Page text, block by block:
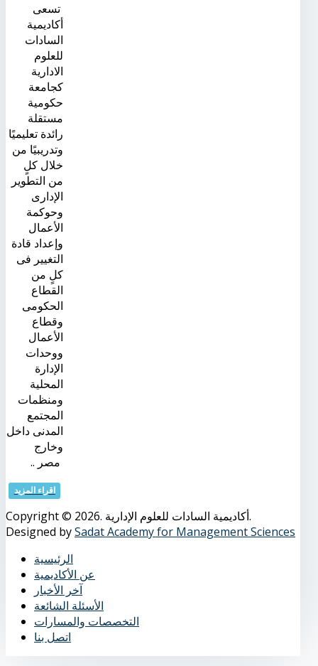
تسعى
أكاديمية
السادات
للعلوم
الادارية
كجامعة
حكومية
مستقلة
رائدة تعليميًا
وتدريبيًا من
خلال كلٍ
من التطوير
الإدارى
وحوكمة
الأعمال
وإعداد قادة
التغيير فى
كلٍ من
القطاع
الحكومى
وقطاع
الأعمال
ووحدات
الإدارة
المحلية
ومنظمات
المجتمع
المدنى داخل
وخارج
مصر ..
اقراء المزيد
Copyright © 2026. أكاديمية السادات للعلوم الإدارية.
Designed bySadat Academy for Management Sciences
الرئيسية
عن الأكاديمية
آخر الأخبار
الأسئلة الشائعة
التخصصات والمسارات
اتصل بنا